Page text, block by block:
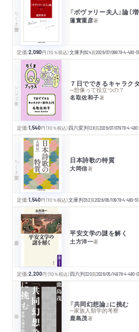
ちくま学芸文庫 『ボヴァリー夫人』論
蓮實重彦著
定価:2,090円 （10％税込）文庫判624頁2026/07/09978-4-480-
シリーズ・全集 ７日でできるキャラク
─想像って役立つの？
名取佐和子著
定価:1,540円 （10％税込）四六変判128頁2026/07/07978-4-
ちくま学芸文庫 日本詩歌の特質
大岡信著
定価:1,540円 （10％税込）文庫判352頁2026/06/10978-4-480-
平安文学の謎を解く
土方洋一著
定価:2,200円 （10％税込）四六判320頁2026/05/14978-4-480-
『共同幻想論』に挑む
─家族人類学的考察
鹿島茂著